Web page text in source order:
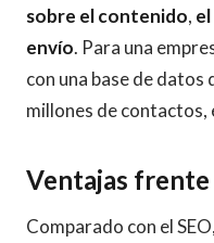
sobre el contenido,
envío. Para una
con una base de datos
millones de contactos,
Ventajas frente
Comparado con el